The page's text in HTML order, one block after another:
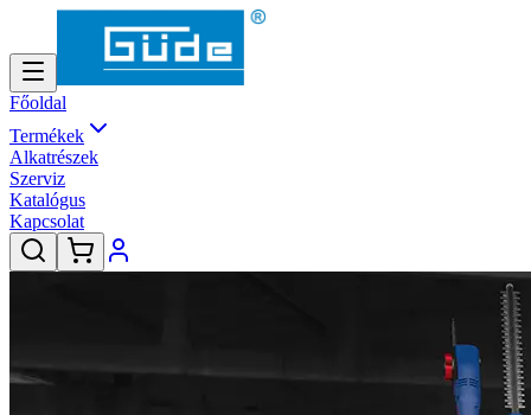
Főoldal
Termékek
Alkatrészek
Szerviz
Katalógus
Kapcsolat